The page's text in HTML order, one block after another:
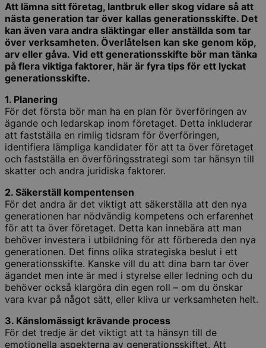
Att lämna sitt företag, lantbruk eller skog vidare så att
nästa generation tar över kallas generationsskifte. Det
kan även vara andra släktingar eller anställda som tar
över verksamheten. Överlåtelsen kan ske genom köp,
arv eller gåva. Vid ett generationsskifte bör man tänka
på flera viktiga faktorer, här är fyra tips för ett lyckat
generationsskifte.
1. Planering
För det första bör man ha en plan för överföringen av
ägande och ledarskap inom företaget. Detta inkluderar
att fastställa en rimlig tidsram för överföringen,
identifiera lämpliga kandidater för att ta över företaget
och fastställa en överföringsstrategi som tar hänsyn till
skatter och andra juridiska faktorer.
2. Säkerställ kompentensen
För det andra är det viktigt att säkerställa att den nya
generationen har nödvändig kompetens och erfarenhet
för att ta över företaget. Detta kan innebära att man
behöver investera i utbildning för att förbereda den nya
generationen. Det finns olika strategiska beslut i ett
generationsskifte. Kanske vill du att dina barn tar över
ägandet men inte är med i styrelse eller ledning och du
behöver också klargöra din egen roll – om du önskar
vara kvar på något sätt, eller kliva ur verksamheten helt.
3. Känslomässigt krävande process
För det tredje är det viktigt att ta hänsyn till de
emotionella aspekterna av generationsskiftet. Att